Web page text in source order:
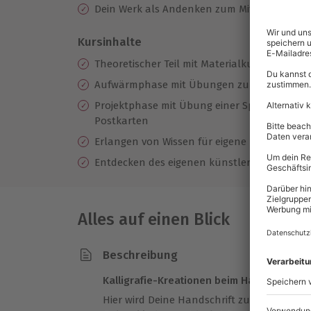
Dein Werk als Andenken zum Mitnehmen
Kursinhalte
Theoretischer Teil mit Materialkunde,
Aufwärmphase mit Übungen zu
Projektphase mit Übung einer
Postkarten
Erlangen von Wissen für eigene Projekte
Entdecken des eigenen künstlerischen
Alles auf einen Blick
Beschreibung
Kalligrafie-Kreationen beim Handlettering
Hier wird Deine Handschrift zum Hingucker!